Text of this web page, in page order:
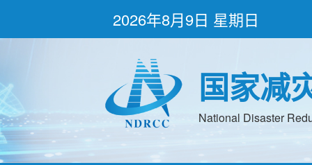
2026年8月9日 星期日
国家减
National Disaster